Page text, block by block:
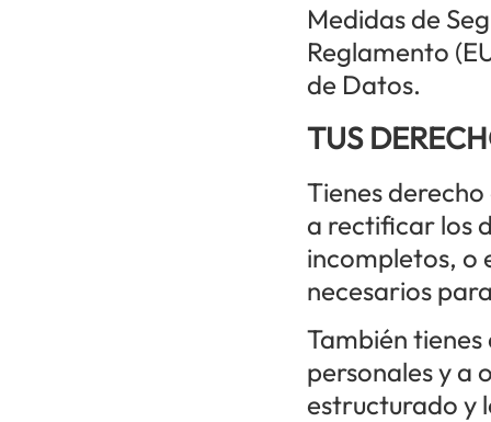
Medidas de
Reglamento
de Datos.
TUS
Tienes
a rectificar los
incompletos, o
necesarios
También
personales y a
estructurado y